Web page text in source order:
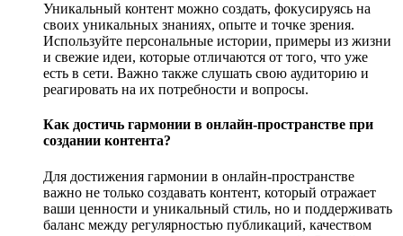
Уникальный контент можно создать, фокусируясь на
своих уникальных знаниях, опыте и точке зрения.
Используйте персональные истории, примеры из жизни
и свежие идеи, которые отличаются от того, что уже
есть в сети. Важно также слушать свою аудиторию и
реагировать на их потребности и вопросы.
Как достичь гармонии в онлайн-пространстве при
создании контента?
Для достижения гармонии в онлайн-пространстве
важно не только создавать контент, который отражает
ваши ценности и уникальный стиль, но и поддерживать
баланс между регулярностью публикаций, качеством